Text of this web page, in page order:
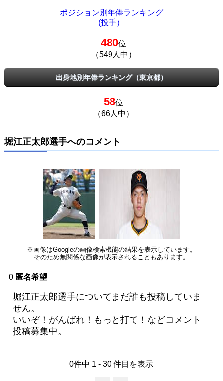
ポジション別年俸ランキング
(投手）
480位
（549人中）
出身地別年俸ランキング（東京都）
58位
（66人中）
堀江正太郎選手へのコメント
※画像はGoogleの画像検索機能の結果を表示しています。
そのため無関係な画像が表示されることもあります。
0 匿名希望
堀江正太郎選手についてまだ誰も投稿していま
せん。
いいぞ！がんばれ！もっと打て！などコメント
投稿募集中。
0件中 1 - 30 件目を表示